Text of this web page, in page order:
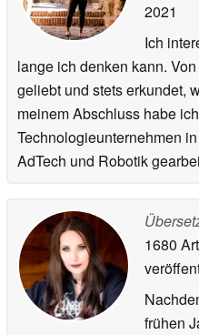
2021
Ich
lange ich denken kann.
geliebt und stets erkundet,
meinem Abschluss habe
Technologieunternehmen
AdTech und Robotik
1680
frühen